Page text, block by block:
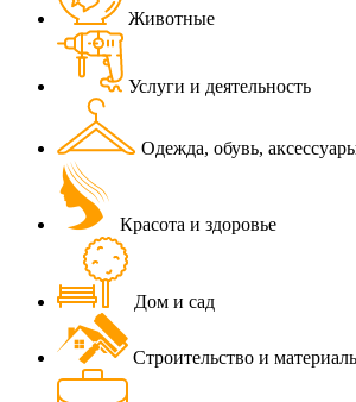
Животные
Услуги и деятельность
Одежда, обувь,
Красота и здоровье
Дом и сад
Строительство и